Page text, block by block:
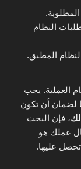
النظام
المطبق.
العملية. يجب
لضمان أن تكون
، فإن البحث
عملك هو
عليها.